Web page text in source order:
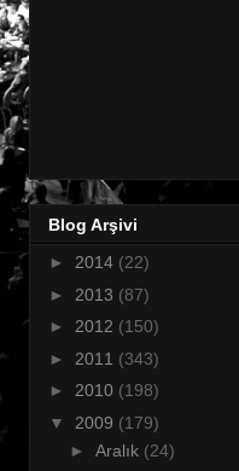
Blog Arşivi
► 2014 (22)
► 2013 (87)
► 2012 (150)
► 2011 (343)
► 2010 (198)
▼ 2009 (179)
► Aralık (24)